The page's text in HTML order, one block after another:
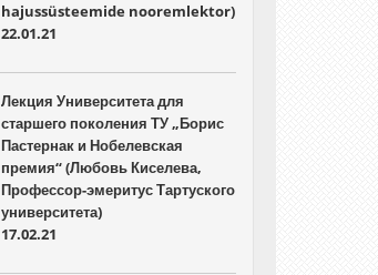
hajussüsteemide nooremlektor)
22.01.21
Лекция Университета для
старшего поколения ТУ „Борис
Пастернак и Нобелевская
премия“ (Любовь Киселева,
Профессор-эмеритус Тартуского
университета)
17.02.21